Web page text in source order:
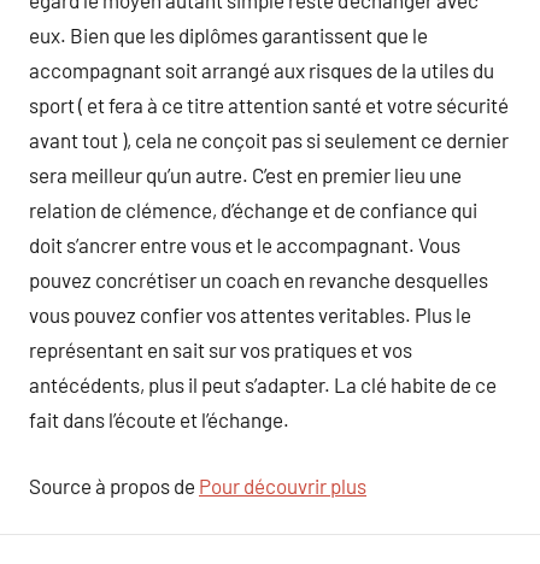
eux. Bien que les diplômes garantissent que le
accompagnant soit arrangé aux risques de la utiles du
sport ( et fera à ce titre attention santé et votre sécurité
avant tout ), cela ne conçoit pas si seulement ce dernier
sera meilleur qu’un autre. C’est en premier lieu une
relation de clémence, d’échange et de confiance qui
doit s’ancrer entre vous et le accompagnant. Vous
pouvez concrétiser un coach en revanche desquelles
vous pouvez confier vos attentes veritables. Plus le
représentant en sait sur vos pratiques et vos
antécédents, plus il peut s’adapter. La clé habite de ce
fait dans l’écoute et l’échange.
Source à propos de Pour découvrir plus